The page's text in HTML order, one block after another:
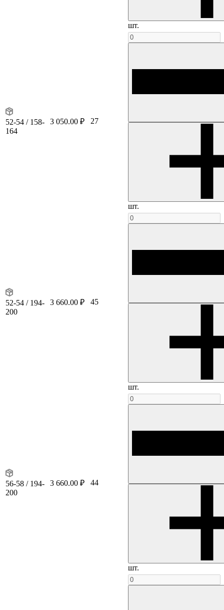
шт.
52-54 / 158-
164
3 050.00 ₽ 27
шт.
52-54 / 194-
200
3 660.00 ₽ 45
шт.
56-58 / 194-
200
3 660.00 ₽ 44
шт.